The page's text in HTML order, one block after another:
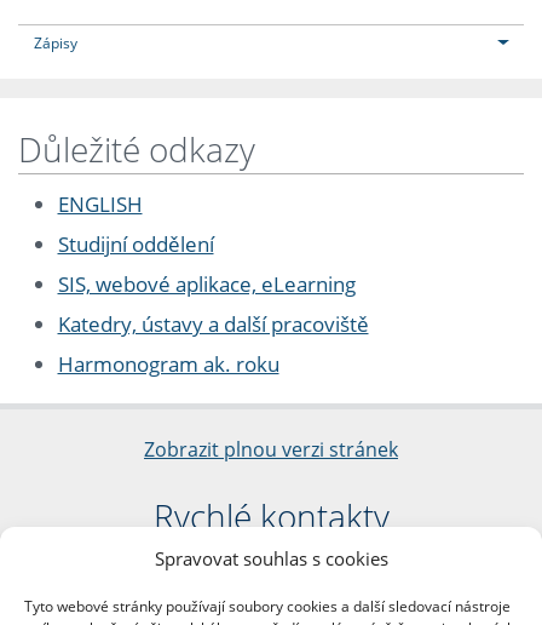
Spravovat souhlas s cookies
Tyto webové stránky používají soubory cookies a další sledovací nástroje
Zápisy
Důležité odkazy
ENGLISH
Studijní oddělení
SIS, webové aplikace, eLearning
Katedry, ústavy a další pracoviště
Harmonogram ak. roku
Zobrazit plnou verzi stránek
Rychlé kontakty
Filozofická fakulta
nám. Jana Palacha 1/2